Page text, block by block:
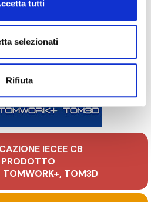
tutti
selezionati
Rifiuta
IECEE CB
PRODOTTO
TOMWORK+, TOM3D